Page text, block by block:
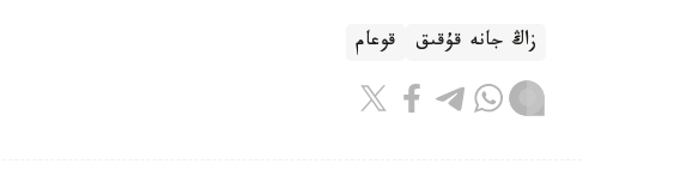
زاڭ جانە قۇقىق قوعام